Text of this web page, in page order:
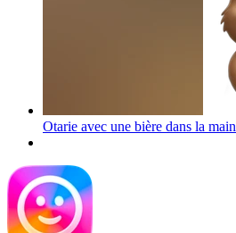
Otarie avec une bière dans la main